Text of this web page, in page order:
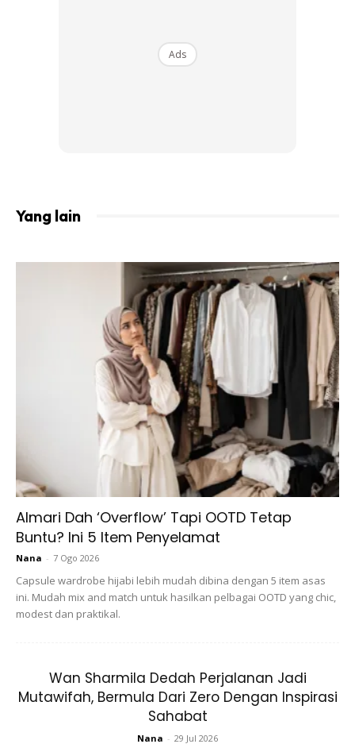
pandai nak masak, sekurang-kurangnya sediakanlah
View this post on Instagram
CEMBURU SEORANG PEREMPUAN
Mulai 29 Oktober 2019 Setiap Isnin-
Jumaat 7 Malam Hanya Di Astro Ria
Hasniza Diarahkan Oleh
@eyrahman22 Dibintangi Oleh
@emma_maembongofficial
Ads
Yang lain
Almari Dah ‘Overflow’ Tapi OOTD Tetap
Buntu? Ini 5 Item Penyelamat
Nana - 7 Ogo 2026
Capsule wardrobe hijabi lebih mudah dibina dengan 5 item asas
ini. Mudah mix and match untuk hasilkan pelbagai OOTD yang chic,
modest dan praktikal.
Wan Sharmila Dedah Perjalanan Jadi
Mutawifah, Bermula Dari Zero Dengan Inspirasi
Sahabat
Nana - 29 Jul 2026